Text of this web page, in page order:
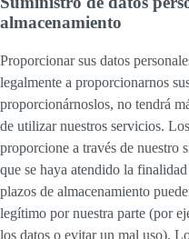
almacenamiento
Proporcionar sus datos
legalmente a proporcionarnos
proporcionárnoslos, no tendrá
de utilizar nuestros servicios.
proporcione a través de nuestro
que se haya atendido la
plazos de almacenamiento
legítimo por nuestra parte (por
los datos o evitar un mal uso).